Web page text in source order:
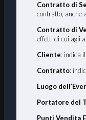
Contratto di
contratto, anche
Contratto di
effetti di cui agli
Cliente: indica
Contratto:
Luogo dell’
Portatore del
Punti Vendita